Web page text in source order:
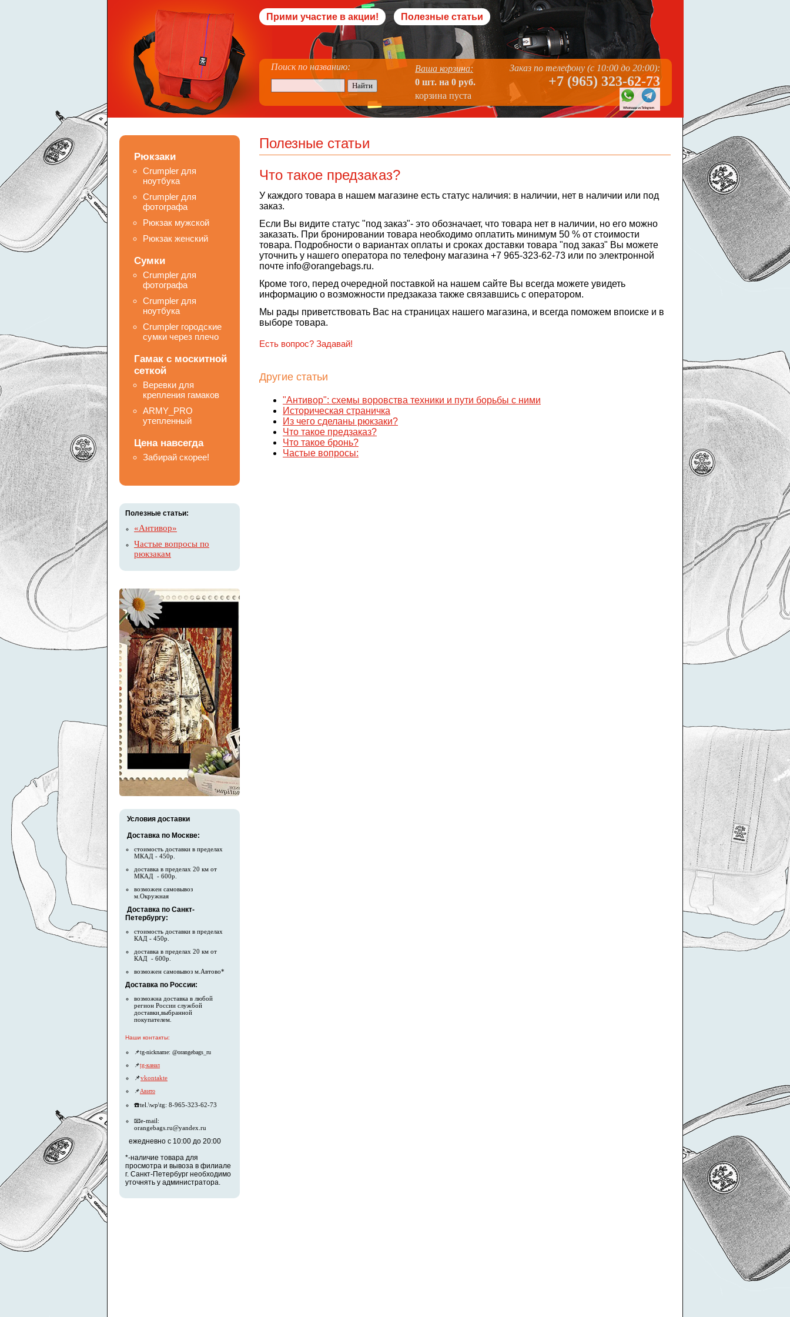
Прими участие в акции! Полезные статьи
Поиск по названию:
Ваша корзина:
0 шт. на 0 руб.
корзина пуста
Заказ по телефону (с 10:00 до 20:00):
+7 (965) 323-62-73
Рюкзаки
Crumpler для
ноутбука
Crumpler для
фотографа
Рюкзак мужской
Рюкзак женский
Сумки
Crumpler для
фотографа
Crumpler для
ноутбука
Crumpler городские
сумки через плечо
Гамак с москитной
сеткой
Веревки для
крепления гамаков
ARMY_PRO
утепленный
Цена навсегда
Забирай скорее!
Полезные статьи:
«Антивор»
Частые вопросы по
рюкзакам
Условия доставки
Доставка по Москве:
стоимость доставки в пределах
МКАД - 450р.
доставка в пределах 20 км от
МКАД - 600р.
возможен самовывоз
м.Окружная
Доставка по Санкт-
Петербургу:
стоимость доставки в пределах
КАД - 450р.
доставка в пределах 20 км от
КАД - 600р.
возможен самовывоз м.Автово*
Доставка по России:
возможна доставка в любой
регион России службой
доставки,выбранной
покупателем.
Наши контакты:
📌tg-nickname: @orangebags_ru
📌tg-канал
📌vkontakte
📌Авито
☎️tel.\wp\tg: 8-965-323-62-73
📧e-mail:
orangebags.ru@yandex.ru
ежедневно с 10:00 до 20:00
*-наличие товара для
просмотра и вывоза в филиале
г. Санкт-Петербург необходимо
уточнять у администратора.
Полезные статьи
Что такое предзаказ?
У каждого товара в нашем магазине есть статус наличия: в наличии, нет в наличии или под
заказ.
Если Вы видите статус "под заказ"- это обозначает, что товара нет в наличии, но его можно
заказать. При бронировании товара необходимо оплатить минимум 50 % от стоимости
товара. Подробности о вариантах оплаты и сроках доставки товара "под заказ" Вы можете
уточнить у нашего оператора по телефону магазина +7 965-323-62-73 или по электронной
почте info@orangebags.ru.
Кроме того, перед очередной поставкой на нашем сайте Вы всегда можете увидеть
информацию о возможности предзаказа также связавшись с оператором.
Мы рады приветствовать Вас на страницах нашего магазина, и всегда поможем впоиске и в
выборе товара.
Есть вопрос? Задавай!
Другие статьи
"Антивор": схемы воровства техники и пути борьбы с ними
Историческая страничка
Из чего сделаны рюкзаки?
Что такое предзаказ?
Что такое бронь?
Частые вопросы: